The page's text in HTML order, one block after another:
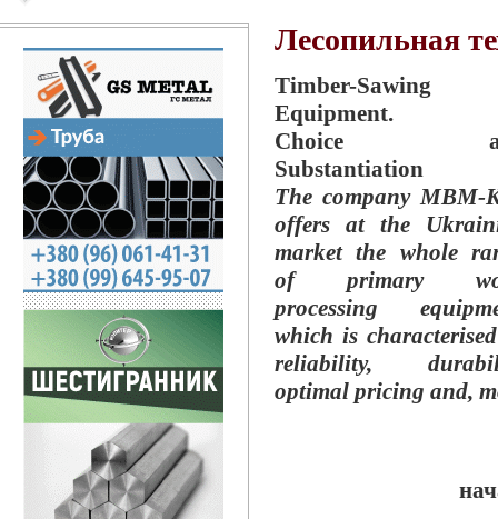
Лесопильная
Timber-Sawing
Equipment.
Choice
Substantiation
The company MBM-
offers at the
market the whole
of primary
processing
which is
reliability,
optimal pricing and,